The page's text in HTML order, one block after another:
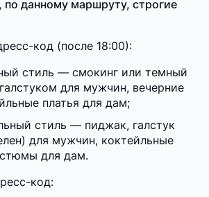
по данному маршруту, строгие
код (после 18:00):
стиль — смокинг или темный
для мужчин, вечерние
платья для дам;
стиль — пиджак, галстук
для мужчин, коктейльные
для дам.
код: